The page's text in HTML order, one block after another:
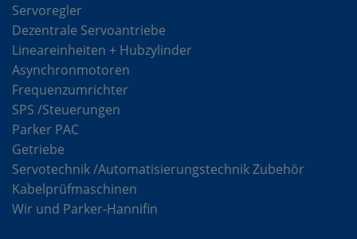
Servoregler
Dezentrale Servoantriebe
Lineareinheiten + Hubzylinder
Asynchronmotoren
Frequenzumrichter
SPS /Steuerungen
Parker PAC
Getriebe
Servotechnik /Automatisierungstechnik Zubehör
Kabelprüfmaschinen
Wir und Parker-Hannifin